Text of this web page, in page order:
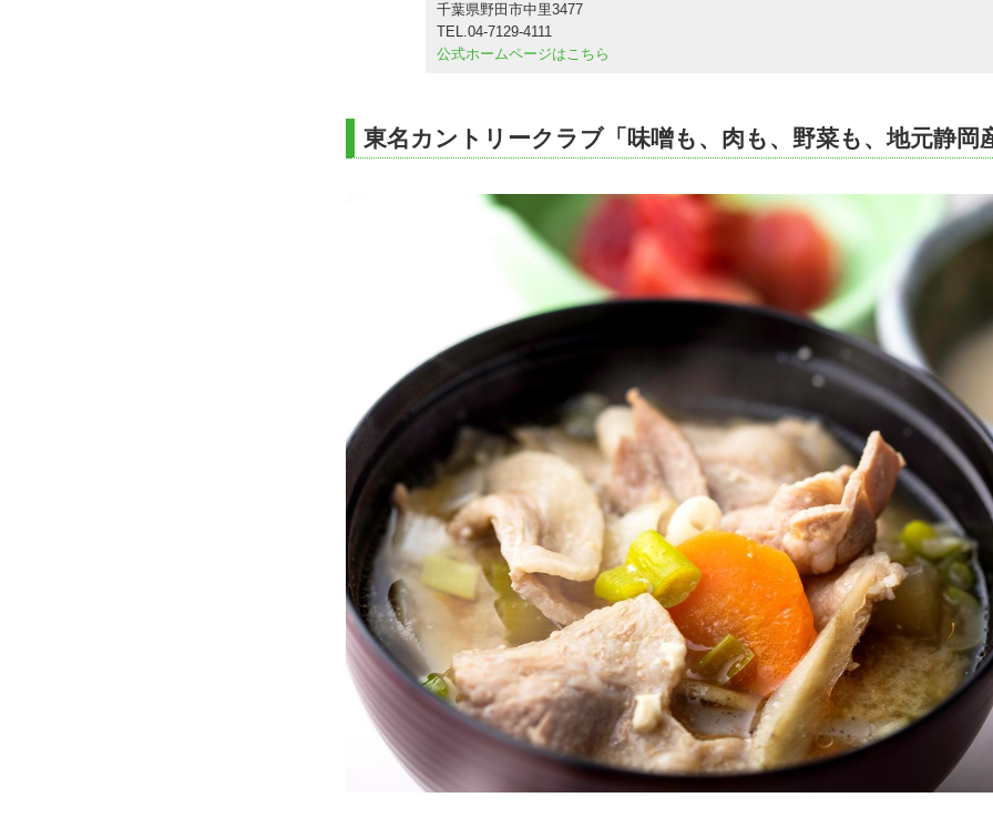
千葉県野田市中里3477
TEL.04-7129-4111
公式ホームページはこちら
東名カントリークラブ「味噌も、肉も、野菜も、地元静岡